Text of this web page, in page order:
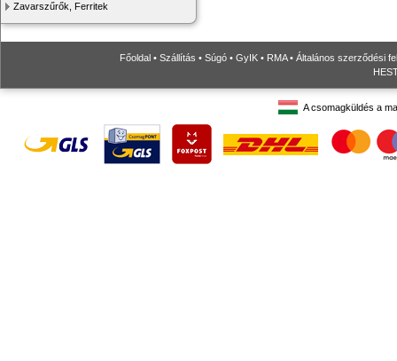
Zavarszűrők, Ferritek
Főoldal • Szállítás • Súgó • GyIK • RMA• Általános szerződési
A csomagküldés a